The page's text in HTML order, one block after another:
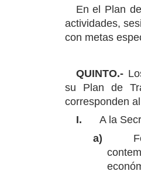
En el Plan
actividades,
con metas
QUINTO.-
su Plan de
corresponden
I.
A la
a)